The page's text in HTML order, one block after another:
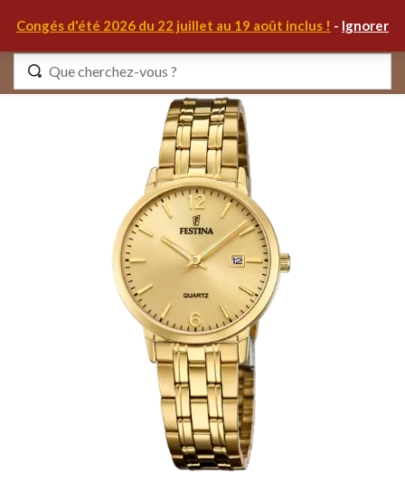
Congés d'été 2026 du 22 juillet au 19 août inclus ! - Ignorer
Identifiez-vous
Se souvenir de moi Mot de passe oublié ?
S'IDENTIFIER
MON COMPTE